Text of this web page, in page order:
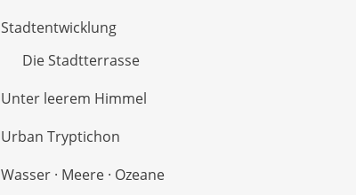
Stadtentwicklung
Die Stadtterrasse
Unter leerem Himmel
Urban Tryptichon
Wasser · Meere · Ozeane